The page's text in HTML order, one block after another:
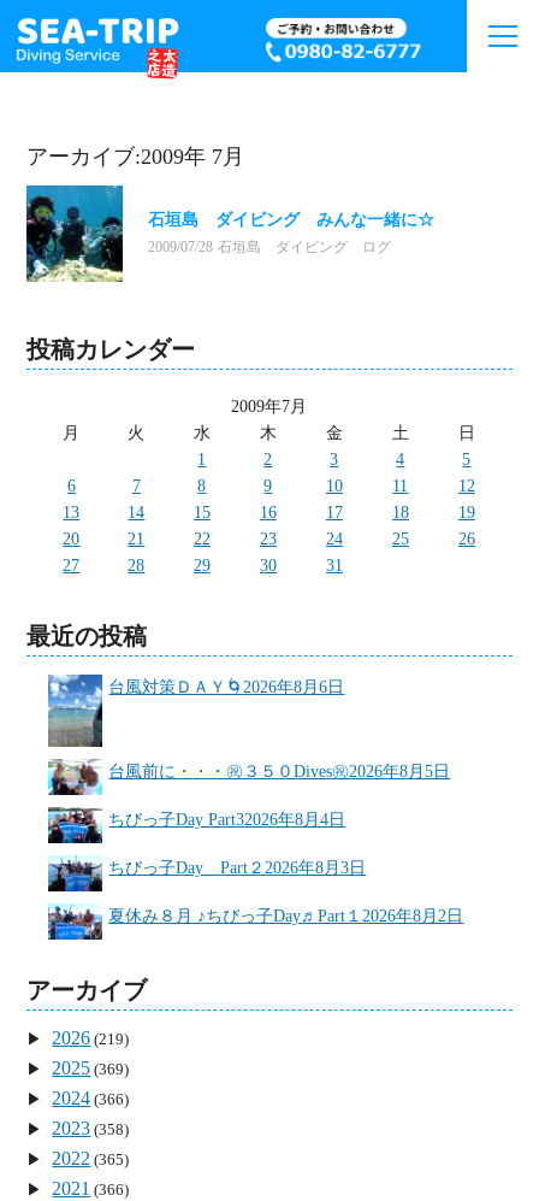
アーカイブ:2009年 7月
石垣島 ダイビング みんな一緒に☆
2009/07/28 石垣島 ダイビング ログ
投稿カレンダー
2009年7月
月
火 水 木 金 土
日
1
2 3 4
5
6
7 8 9 10 11
12
13
14 15 16 17 18
19
20
21 22 23 24 25
26
27
28 29 30 31
最近の投稿
台風対策ＤＡＹ🌀2026年8月6日
台風前に・・・㊗３５０Dives㊗2026年8月5日
ちびっ子Day Part32026年8月4日
ちびっ子Day Part２2026年8月3日
夏休み８月 ♪ちびっ子Day♬Part１2026年8月2日
アーカイブ
2026 (219)
2025 (369)
2024 (366)
2023 (358)
2022 (365)
2021 (366)